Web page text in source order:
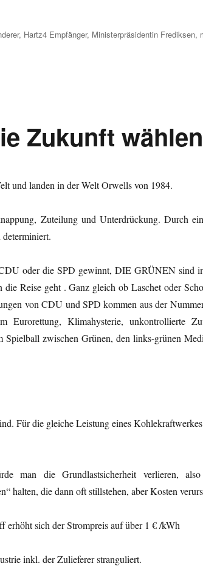
, Hartz4 Empfänger, Ministerpräsidentin Frediksen,
Zukunft wählen
und landen in der Welt Orwells von 1984.
Zuteilung und Unterdrückung. Durch
oder die SPD gewinnt, DIE GRÜNEN sind
Reise geht . Ganz gleich ob Laschet oder
von CDU und SPD kommen aus der
Klimahysterie, unkontrollierte
zwischen Grünen, den links-grünen
Für die gleiche Leistung eines
man die Grundlastsicherheit verlieren,
halten, die dann oft stillstehen, aber Kosten
erhöht sich der Strompreis auf über 1 € /kWh
inkl. der Zulieferer stranguliert.